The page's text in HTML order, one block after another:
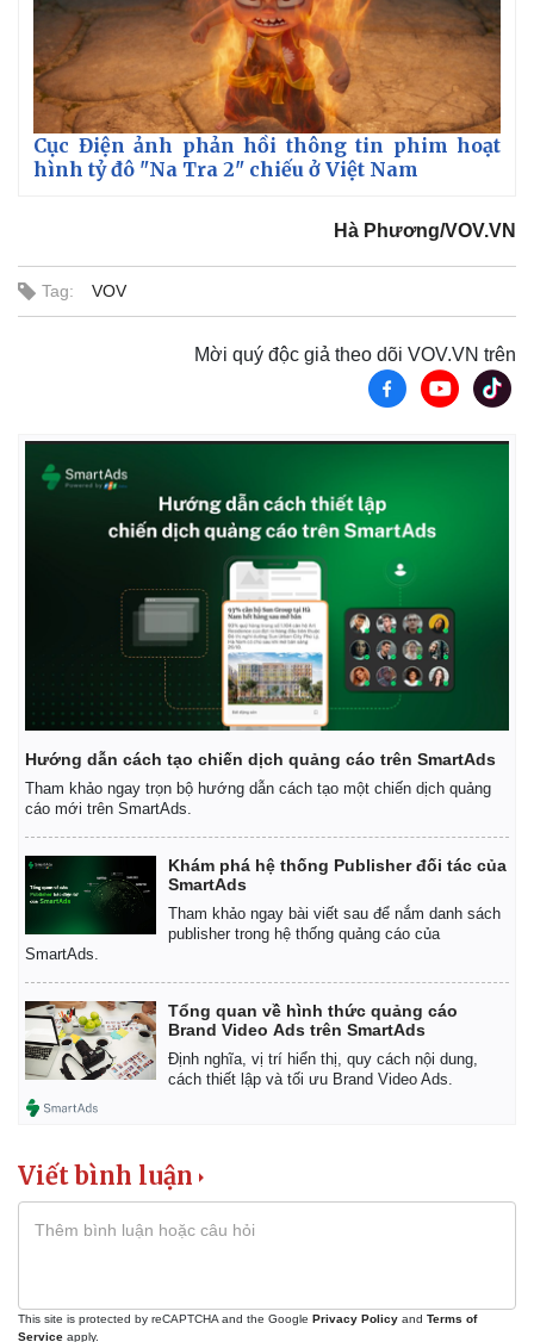
Cục Điện ảnh phản hồi thông tin phim hoạt
hình tỷ đô "Na Tra 2" chiếu ở Việt Nam
Hà Phương/VOV.VN
Tag: VOV
Mời quý độc giả theo dõi VOV.VN trên
Hướng dẫn cách tạo chiến dịch quảng cáo trên SmartAds
Tham khảo ngay trọn bộ hướng dẫn cách tạo một chiến dịch quảng
cáo mới trên SmartAds.
Khám phá hệ thống Publisher đối tác của
SmartAds
Tham khảo ngay bài viết sau để nắm danh sách
publisher trong hệ thống quảng cáo của
SmartAds.
Tổng quan về hình thức quảng cáo
Brand Video Ads trên SmartAds
Định nghĩa, vị trí hiển thị, quy cách nội dung,
cách thiết lập và tối ưu Brand Video Ads.
Viết bình luận
This site is protected by reCAPTCHA and the Google Privacy Policy and Terms of
Service apply.